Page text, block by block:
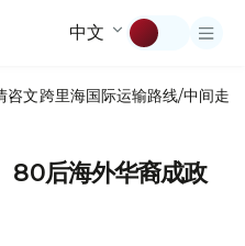
中文
咨文跨里海国际运输路线/中间走廊
80后海外华裔成政